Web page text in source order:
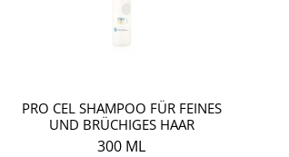
PRO CEL SHAMPOO FÜR FEINES
UND BRÜCHIGES HAAR
300 ML